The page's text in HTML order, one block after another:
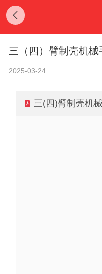
三（四）臂制壳机械
2025-03-24